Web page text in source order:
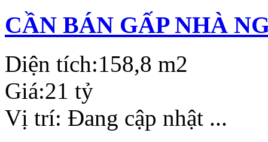
CẦN BÁN GẤP NHÀ
Diện tích:158,8 m2
Giá:21 tỷ
Vị trí: Đang cập nhật ...